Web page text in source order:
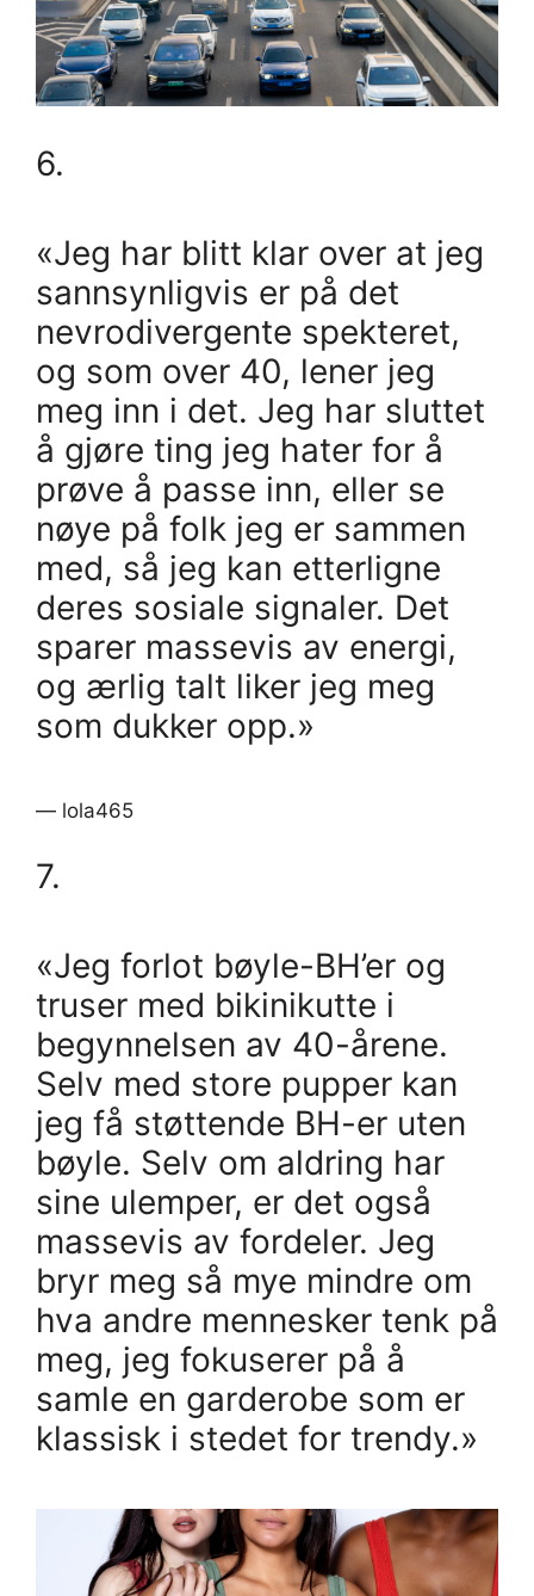
6.
«Jeg har blitt klar over at jeg
sannsynligvis er på det
nevrodivergente spekteret,
og som over 40, lener jeg
meg inn i det. Jeg har sluttet
å gjøre ting jeg hater for å
prøve å passe inn, eller se
nøye på folk jeg er sammen
med, så jeg kan etterligne
deres sosiale signaler. Det
sparer massevis av energi,
og ærlig talt liker jeg meg
som dukker opp.»
— lola465
7.
«Jeg forlot bøyle-BH’er og
truser med bikinikutte i
begynnelsen av 40-årene.
Selv med store pupper kan
jeg få støttende BH-er uten
bøyle. Selv om aldring har
sine ulemper, er det også
massevis av fordeler. Jeg
bryr meg så mye mindre om
hva andre mennesker tenk på
meg, jeg fokuserer på å
samle en garderobe som er
klassisk i stedet for trendy.»